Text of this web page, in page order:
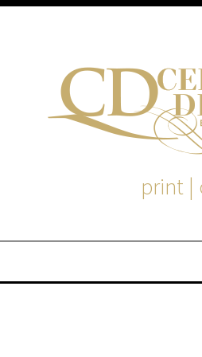
print |